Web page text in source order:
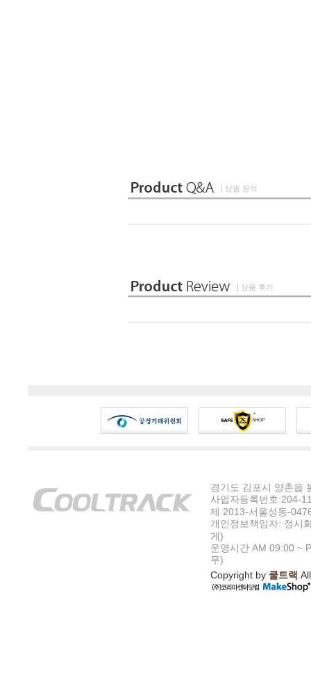
| 상품 문의
| 상품 후기
경기도 김포시 양촌읍
사업자등록번호:204-
제 2013-서울성동-
개인정보책임자: 정시
게)
운영시간 AM 09:00 ~
무)
Copyright by 쿨트랙